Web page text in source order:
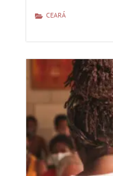
CEARÁ